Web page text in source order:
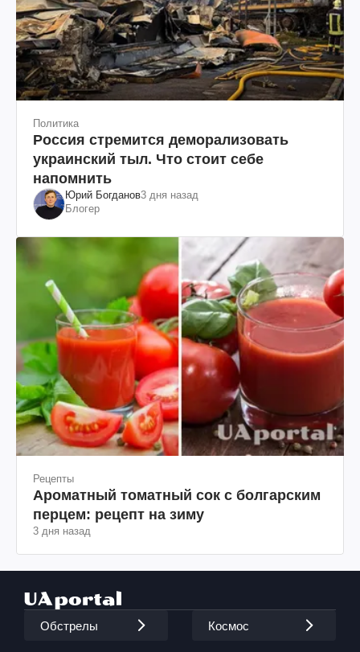
Политика
Россия стремится деморализовать
украинский тыл. Что стоит себе
напомнить
Юрий Богданов3 дня назад
Блогер
Рецепты
Ароматный томатный сок с болгарским
перцем: рецепт на зиму
3 дня назад
Обстрелы Космос